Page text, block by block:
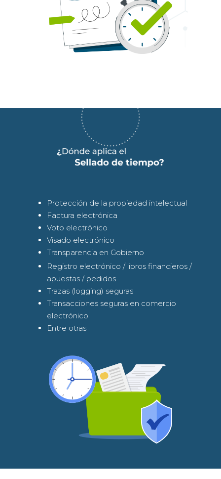
Protección de la propiedad intelectual
Factura electrónica
Voto electrónico
Visado electrónico
Transparencia en Gobierno
Registro electrónico / libros financieros /
apuestas / pedidos
Trazas (logging) seguras
Transacciones seguras en comercio
electrónico
Entre otras